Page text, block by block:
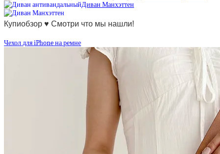
Диван Манхэттен
Купиобзор ♥ Смотри что мы нашли!
Чехол для iPhone на ремне